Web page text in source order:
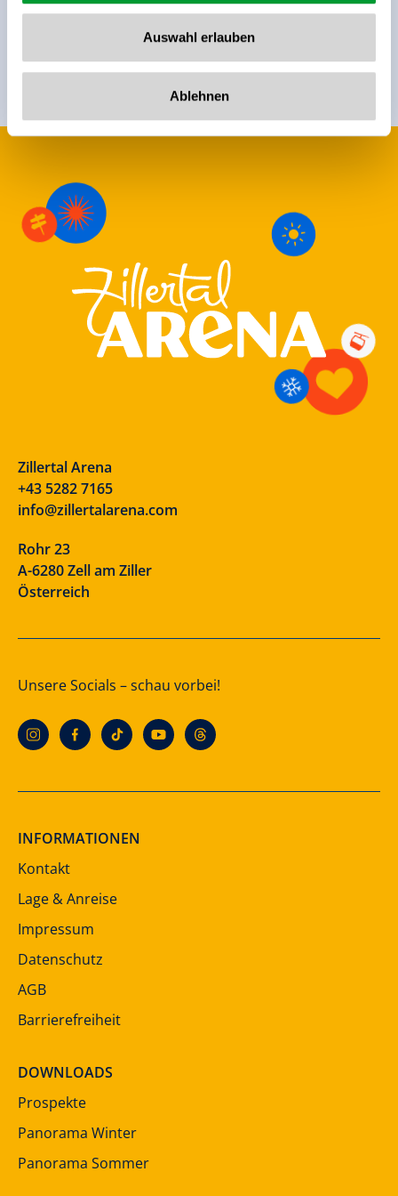
Auswahl erlauben
Ablehnen
Zillertal Arena
+43 5282 7165
info@zillertalarena.com
Rohr 23
A-6280 Zell am Ziller
Österreich
Unsere Socials – schau vorbei!
INFORMATIONEN
Kontakt
Lage & Anreise
Impressum
Datenschutz
AGB
Barrierefreiheit
DOWNLOADS
Prospekte
Panorama Winter
Panorama Sommer